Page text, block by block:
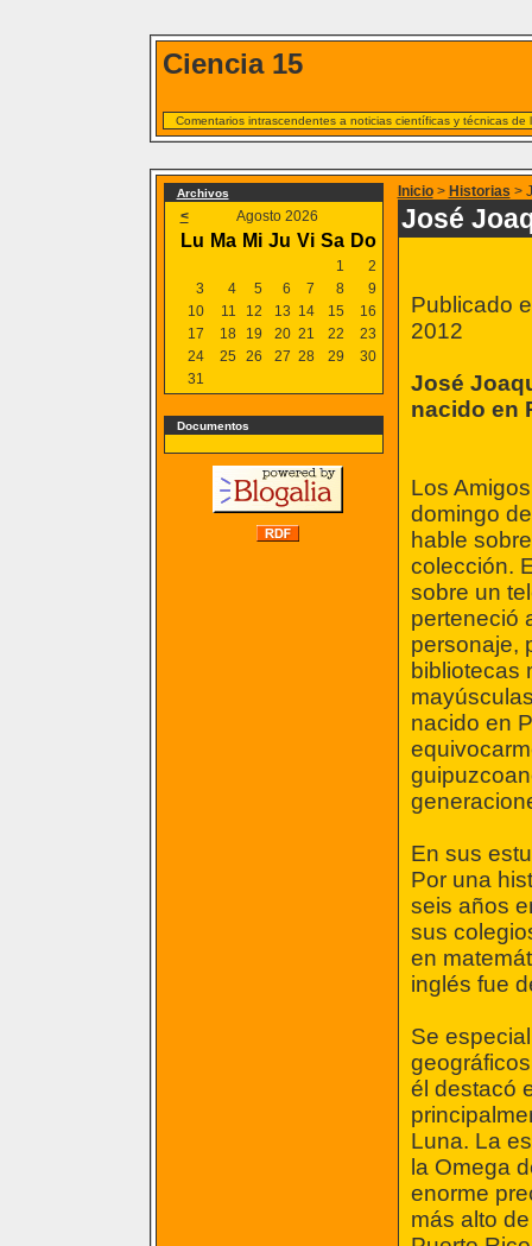
Ciencia 15
Comentarios intrascendentes a noticias científicas y técnicas de
Archivos
< Agosto 2026
Lu Ma Mi Ju Vi Sa Do
1
2
3
4 5 6 7 8
9
10
11 12 13 14 15
16
17
18 19 20 21 22
23
24
25 26 27 28 29
30
31
Documentos
Inicio> Historias >
José
Publicado
2012
José
nacido en
Los
domingo
hable
colección.
sobre un
perteneció
personaje,
bibliotecas
nacido en
En sus
Por una
seis años
sus
en
inglés fue
Se
él destacó
Luna. La
la Omega
enorme
más alto